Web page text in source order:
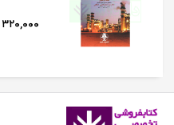
۳۲۰,۰۰۰